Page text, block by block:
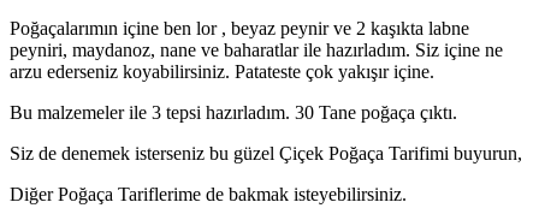
Poğaçalarımın içine ben lor , beyaz peynir ve 2 kaşıkta labne
peyniri, maydanoz, nane ve baharatlar ile hazırladım. Siz içine ne
arzu ederseniz koyabilirsiniz. Patateste çok yakışır içine.
Bu malzemeler ile 3 tepsi hazırladım. 30 Tane poğaça çıktı.
Siz de denemek isterseniz bu güzel Çiçek Poğaça Tarifimi buyurun,
Diğer Poğaça Tariflerime de bakmak isteyebilirsiniz.